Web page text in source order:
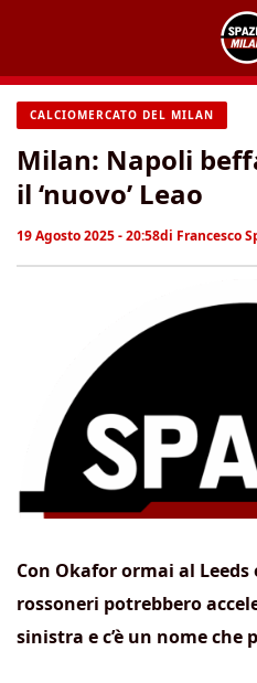
contenuto
CALCIOMERCATO DEL MILAN
Milan: Napoli
il ‘nuovo’ Leao
19 Agosto 2025 - 20:58di Francesco
Con Okafor ormai al
rossoneri potrebbero
sinistra e c’è un nome che